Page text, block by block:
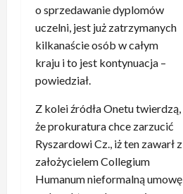
o sprzedawanie dyplomów
uczelni, jest już zatrzymanych
kilkanaście osób w całym
kraju i to jest kontynuacja –
powiedział.
Z kolei źródła Onetu twierdzą,
że prokuratura chce zarzucić
Ryszardowi Cz., iż ten zawarł z
założycielem Collegium
Humanum nieformalną umowę